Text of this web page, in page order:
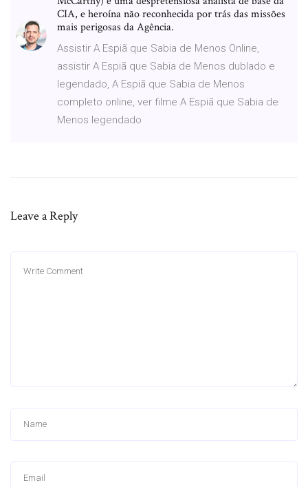
CIA, e heroína não reconhecida por trás das missões
mais perigosas da Agência.
Assistir A Espiã que Sabia de Menos Online,
assistir A Espiã que Sabia de Menos dublado e
legendado, A Espiã que Sabia de Menos
completo online, ver filme A Espiã que Sabia de
Menos legendado
Leave a Reply